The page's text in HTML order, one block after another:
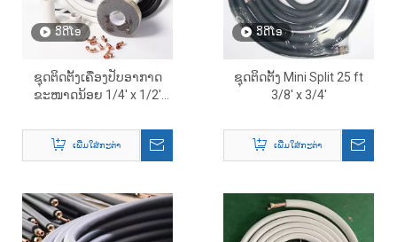
ວິດີໂອ
ຊຸດຕິດຕັ້ງເຄື່ອງປັບອາກາດ
ຂະໜາດນ້ອຍ 1/4' x 1/2'
HVAC
ເພີ່ມໃສ່ກະຕ່າ
ວິດີໂອ
ຊຸດຕິດຕັ້ງ Mini Split 25 ft
3/8' x 3/4'
ເພີ່ມໃສ່ກະຕ່າ